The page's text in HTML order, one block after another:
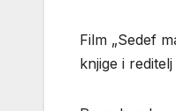
Film „Sedef
knjige i